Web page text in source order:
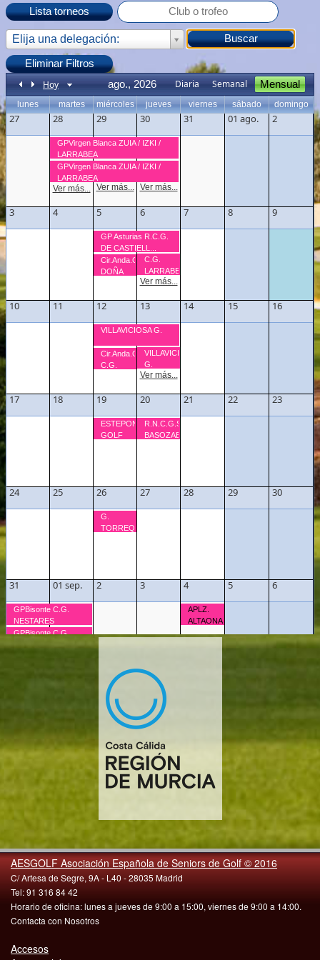
AESGOLF Asociación Española de Seniors de Golf © 2016
C/ Artesa de Segre, 9A - L40 - 28035 Madrid
Tel: 91 316 84 42
Horario de oficina: lunes a jueves de 9:00 a 15:00, viernes de 9:00 a 14:00.
Contacta con Nosotros
Accesos